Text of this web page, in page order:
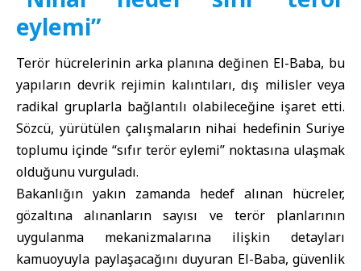
eylemi”
Terör hücrelerinin arka planına değinen El-Baba, bu
yapıların devrik rejimin kalıntıları, dış milisler veya
radikal gruplarla bağlantılı olabileceğine işaret etti.
Sözcü, yürütülen çalışmaların nihai hedefinin Suriye
toplumu içinde “sıfır terör eylemi” noktasına ulaşmak
olduğunu vurguladı.
Bakanlığın yakın zamanda hedef alınan hücreler,
gözaltına alınanların sayısı ve terör planlarının
uygulanma mekanizmalarına ilişkin detayları
kamuoyuyla paylaşacağını duyuran El-Baba, güvenlik